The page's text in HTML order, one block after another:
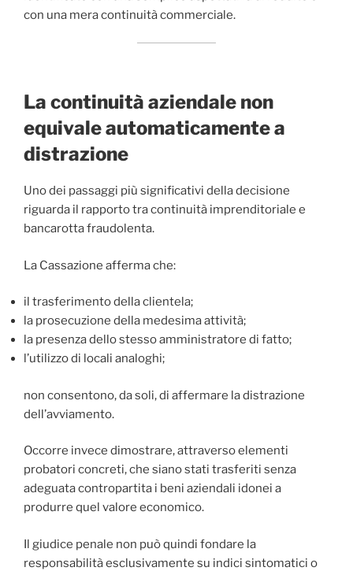
con una mera continuità commerciale.
La continuità aziendale non
equivale automaticamente a
distrazione
Uno dei passaggi più significativi della decisione
riguarda il rapporto tra continuità imprenditoriale e
bancarotta fraudolenta.
La Cassazione afferma che:
il trasferimento della clientela;
la prosecuzione della medesima attività;
la presenza dello stesso amministratore di fatto;
l’utilizzo di locali analoghi;
non consentono, da soli, di affermare la distrazione
dell’avviamento.
Occorre invece dimostrare, attraverso elementi
probatori concreti, che siano stati trasferiti senza
adeguata contropartita i beni aziendali idonei a
produrre quel valore economico.
Il giudice penale non può quindi fondare la
responsabilità esclusivamente su indici sintomatici o